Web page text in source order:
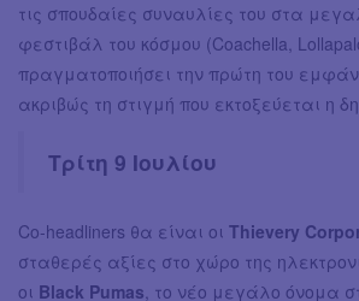
τις σπουδαίες συναυλίες του στα
φεστιβάλ του κόσμου (Coachella,
πραγματοποιήσει την πρώτη του
ακριβώς τη στιγμή που εκτοξεύεται η
Τρίτη 9 Ιουλίου
Co-headliners θα είναι οι Thievery
σταθερές αξίες στο χώρο της
οι Black Pumas, το νέο μεγάλο όνομα